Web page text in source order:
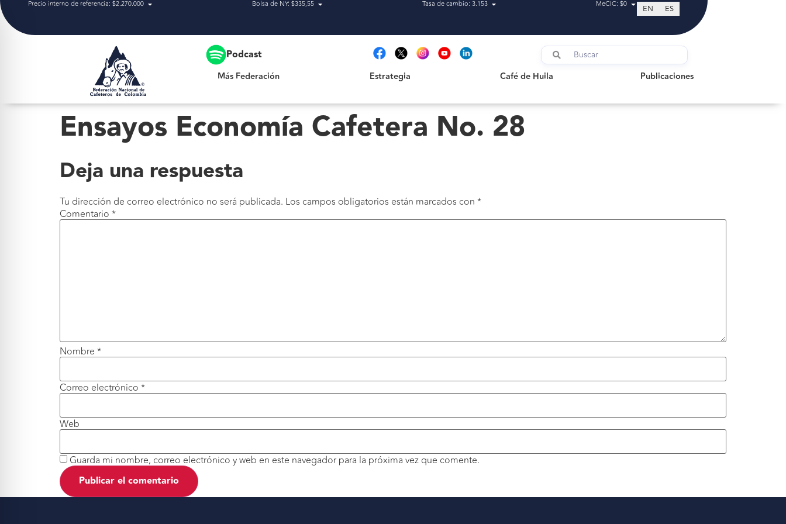
Precio interno de referencia: $2.270.000 Bolsa de NY: $335,55 Tasa de cambio: 3.153 MeCIC: $0 EN ES
Podcast
Más Federación Estrategia Café de Huila Publicaciones
Publicaciones
Ensayos Economía Cafetera No. 28
Deja una respuesta
Tu dirección de correo electrónico no será publicada. Los campos obligatorios están marcados con *
Comentario *
Nombre *
Correo electrónico *
Web
Guarda mi nombre, correo electrónico y web en este navegador para la próxima vez que comente.